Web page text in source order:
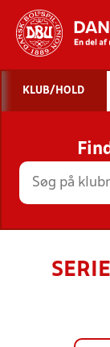
KLUB/HOLD